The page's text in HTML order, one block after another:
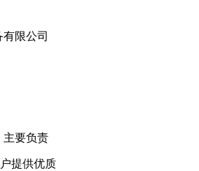
限公司
主要负责
提供优质